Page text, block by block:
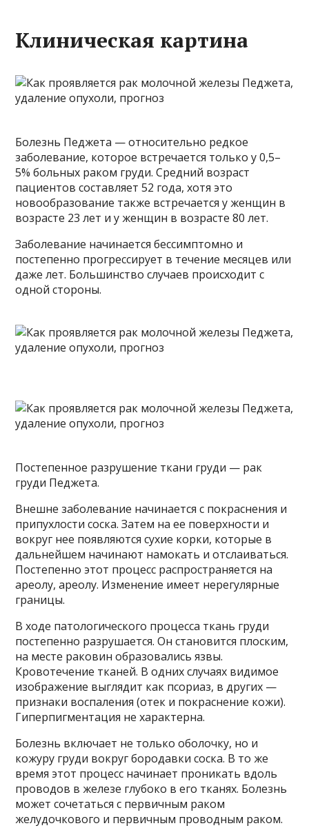
Клиническая картина
Болезнь Педжета — относительно редкое
заболевание, которое встречается только у 0,5–
5% больных раком груди. Средний возраст
пациентов составляет 52 года, хотя это
новообразование также встречается у женщин в
возрасте 23 лет и у женщин в возрасте 80 лет.
Заболевание начинается бессимптомно и
постепенно прогрессирует в течение месяцев или
даже лет. Большинство случаев происходит с
одной стороны.
Постепенное разрушение ткани груди — рак
груди Педжета.
Внешне заболевание начинается с покраснения и
припухлости соска. Затем на ее поверхности и
вокруг нее появляются сухие корки, которые в
дальнейшем начинают намокать и отслаиваться.
Постепенно этот процесс распространяется на
ареолу, ареолу. Изменение имеет нерегулярные
границы.
В ходе патологического процесса ткань груди
постепенно разрушается. Он становится плоским,
на месте раковин образовались язвы.
Кровотечение тканей. В одних случаях видимое
изображение выглядит как псориаз, в других —
признаки воспаления (отек и покраснение кожи).
Гиперпигментация не характерна.
Болезнь включает не только оболочку, но и
кожуру груди вокруг бородавки соска. В то же
время этот процесс начинает проникать вдоль
проводов в железе глубоко в его тканях. Болезнь
может сочетаться с первичным раком
желудочкового и первичным проводным раком.